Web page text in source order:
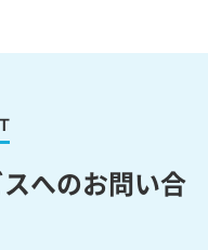
へのお問い合